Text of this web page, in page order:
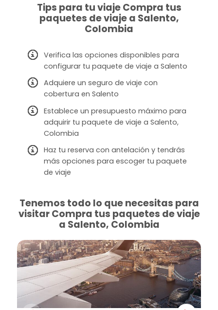
Tips para tu viaje Compra tus
paquetes de viaje a Salento,
Colombia
Verifica las opciones disponibles para
configurar tu paquete de viaje a Salento
Adquiere un seguro de viaje con
cobertura en Salento
Establece un presupuesto máximo para
adquirir tu paquete de viaje a Salento,
Colombia
Haz tu reserva con antelación y tendrás
más opciones para escoger tu paquete
de viaje
Tenemos todo lo que necesitas para
visitar Compra tus paquetes de viaje
a Salento, Colombia